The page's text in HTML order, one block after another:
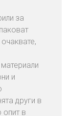
за
и
други в
опит в